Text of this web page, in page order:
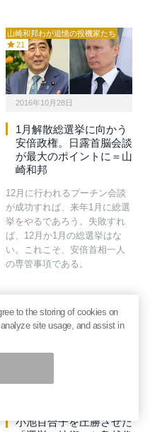
山崎和邦わが追憶の投機家たち
21
2016年10月28日
1月解散総選挙に向かう
安倍政権。日露首脳会談
が最大のポイントに＝山
崎和邦
12月に行われるプーチン会談
が成功すれば、来年1月に総選
挙をやるであろう。失敗すれ
ば、12月か1月の総選挙はな
い。これこそ、安倍首相一人
の専管事項である。
ニュース 578
小池百合子を圧勝させた
to the storing of cookies on
site usage, and assist in